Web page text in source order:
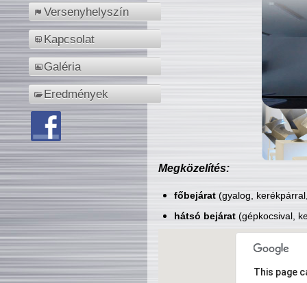
Versenyhelyszín
Kapcsolat
Galéria
Eredmények
Megközelítés:
főbejárat(gyalog,
hátsó bejárat(gépkocsival,
This page